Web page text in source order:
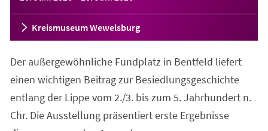
Kreismuseum Wewelsburg
Der außergewöhnliche Fundplatz in Bentfeld liefert
einen wichtigen Beitrag zur Besiedlungsgeschichte
entlang der Lippe vom 2./3. bis zum 5. Jahrhundert n.
Chr. Die Ausstellung präsentiert erste Ergebnisse